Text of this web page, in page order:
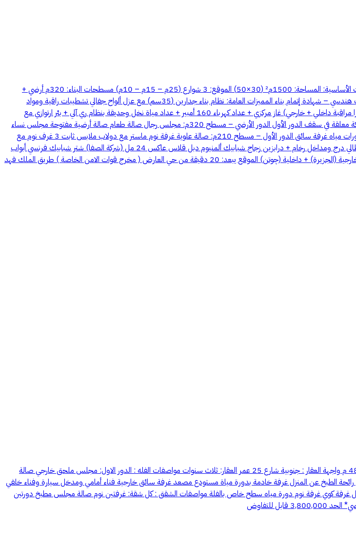
ڤيلآ بملهم 🔻 شمال الرياض ڤيلآ مودرن فاخرة – جاهزة للسكن – تشطيب راقي مع ضمانات المواصفات الأساسية: المساحة: 1500م² (30×50) الموقع: 3 شوارع (25م – 15م – 10م) مسطحات البناء: 320م أرضي +
210م أول التشطيب: سوبر ديلوكس التصميم: مكتب هندسي + لاندسكيب 3D البناء: شخصي – إشراف هندسي – شهادة إتمام بناء المميزات العامة: نظام بناء جدارين (35سم) مع عزل ألواح جفالي تشطيبات راقية ومواد
مستوردة عالية الجودة تكييف (كونسيلد فوجي + سبليت قرري + صحراوي السعيد) نظام أمني (12 كاميرا مراقبة داخلي + خارجي) غاز مركزي + عداد كهرباء 160 أمبير + عداد مياة نخل وحديقة بنظام ري آلي + بئر ارتوازي مع
غطاس 60٪ من المساحة حديقة (قابلة للبناء) 4 مواقف سيارات🚗 2 خزان أرضي + 2 خزان علوي سباكة معلقة في سقف الدور الأول الدور الأرضي – مسطح 320م: مجلس رجال صالة طعام صالة أرضية مفتوحة مجلس نساء
مؤسس مصعد مطبخ راكب (شركة غرناطة – أجهزة إيطالية) + مستودع غرفة خادمة 2 ملحق خارجي بدورات مياه غرفة سائق الدور الأول – مسطح 210م: صالة علوية غرفة نوم ماستر مع دولاب ملابس ثابت 3 غرف نوم مع
دواليب ملابس ثابتة غرفة غسيل بدورة مياه تراس خارجي (8×7م) التشطيبات والمواد: بلاط إسباني وإيطالي درج ومداخل رخام + درابزين زجاج شبابيك ألمنيوم دبل قلاس عاكس 24 مل (شركة الصفا) شتر شبابيك فرنسي أبواب
داخلية خشب صولد أبواب خارجية HPL ألمانية أبواب زجاجية للحمامات كراسي حمامات معلقة دهانات خارجية (الجزيرة) + داخلية (چوتن) الموقع يبعد: 20 دقيقة من حي العارض ( مخرج قوات الامن الخاصة ) طريق الملك فهد
📍الموقع : شمال الرياض حي الجبيلة نوع العقار : فله سكنية درج صالة مع شقتين مساحة العقار : 487.5 م واجهة العقار : جنوبية شارع 25 عمر العقار: ثلاث سنوات مواصفات الفله : الدور الاول: مجلس ملحق خارجي صالة
الطبخ عن المنزل غرفة خادمة بدورة مياة مستودع مصعد غرفة سائق خارجية فناء أمامي ومدخل سيارة وفناء خلفي
غسيل غرفة كوي غرفة نوم دورة مياه سطح خاص بالفلة مواصفات الشقق : كل شقة: غرفتين نوم صالة مجلس مطبخ دورتين